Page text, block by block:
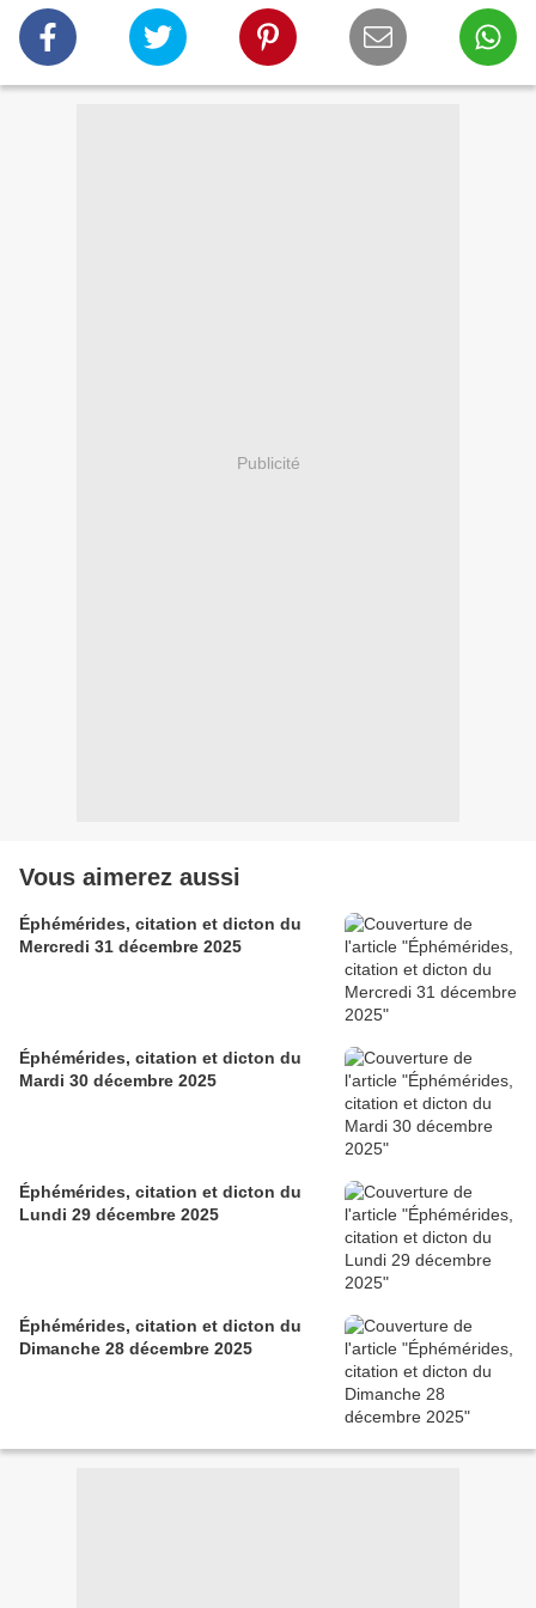
Publicité
Vous aimerez aussi
Éphémérides, citation et dicton du
Mercredi 31 décembre 2025
Éphémérides, citation et dicton du
Mardi 30 décembre 2025
Éphémérides, citation et dicton du
Lundi 29 décembre 2025
Éphémérides, citation et dicton du
Dimanche 28 décembre 2025